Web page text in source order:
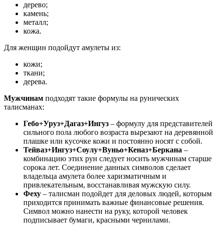
дерево;
камень;
металл;
кожа.
Для женщин подойдут амулеты из:
кожи;
ткани;
дерева.
Мужчинам подходят такие формулы на рунических
талисманах:
Гебо+Уруз+Дагаз+Ингуз – формулу для представителей
сильного пола любого возраста вырезают на деревянной
плашке или кусочке кожи и постоянно носят с собой.
Тейваз+Ингуз+Соулу+Вуньо+Кеназ+Беркана –
комбинацию этих рун следует носить мужчинам старше
сорока лет. Соединение данных символов сделает
владельца амулета более харизматичным и
привлекательным, восстанавливая мужскую силу.
Феху – талисман подойдет для деловых людей, которым
приходится принимать важные финансовые решения.
Символ можно нанести на руку, которой человек
подписывает бумаги, красными чернилами.